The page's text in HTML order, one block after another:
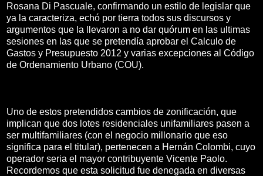
Rosana Di Pascuale, confirmando un estilo de legislar que
ya la caracteriza, echó por tierra todos sus discursos y
argumentos que la llevaron a no dar quórum en las ultimas
sesiones en las que se pretendía aprobar el Calculo de
Gastos y Presupuesto 2012 y varias excepciones al Código
de Ordenamiento Urbano (COU).
Uno de estos pretendidos cambios de zonificación, que
implican que dos lotes residenciales unifamiliares pasen a
ser multifamiliares (con el negocio millonario que eso
significa para el titular), pertenecen a Hernán Colombi, cuyo
operador seria el mayor contribuyente Vicente Paolo.
Recordemos que esta solicitud fue denegada en diversas